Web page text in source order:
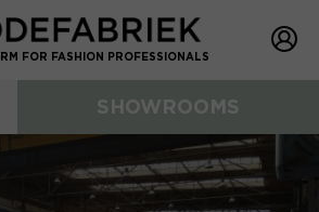
FOR FASHION PROFESSIONALS
SHOWROOMS